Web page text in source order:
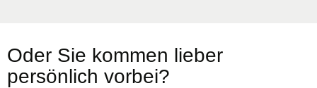
Oder Sie kommen lieber
persönlich vorbei?